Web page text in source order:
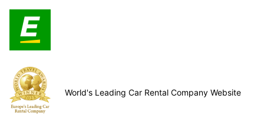
World's Leading Car Rental Company Website